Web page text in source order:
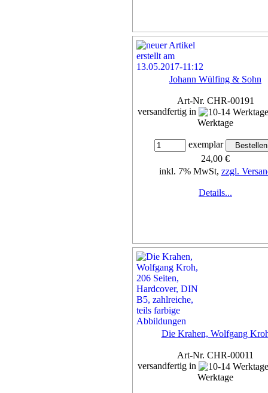
Johann Wülfing & Sohn
Art-Nr. CHR-00191
versandfertig in
Werktage
exemplar
24,00 €
inkl. 7% MwSt, zzgl.
Details...
Die Krahen, Wolfgang
Art-Nr. CHR-00011
versandfertig in
Werktage